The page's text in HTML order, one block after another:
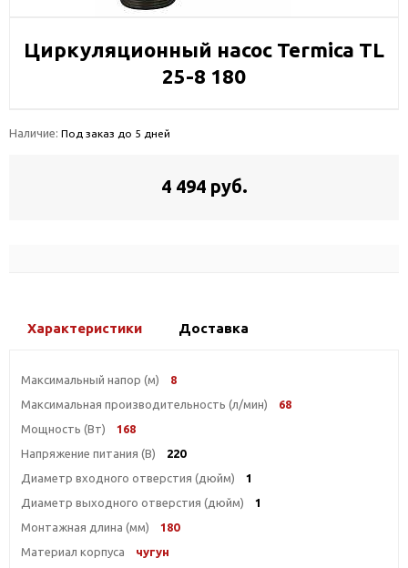
Циркуляционный насос Termica TL
25-8 180
Наличие: Под заказ до 5 дней
4 494 руб.
Характеристики Доставка
Максимальный напор (м)
8
Максимальная производительность (л/мин)
68
Мощность (Вт)
168
Напряжение питания (В)
220
Диаметр входного отверстия (дюйм)
1
Диаметр выходного отверстия (дюйм)
1
Монтажная длина (мм)
180
Материал корпуса
чугун